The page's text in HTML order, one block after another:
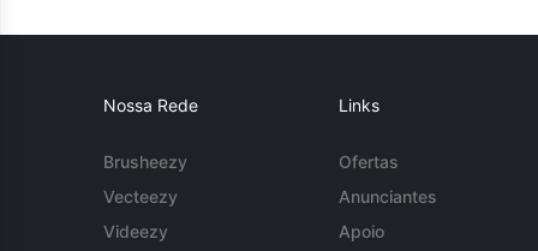
Nossa Rede
Brusheezy
Vecteezy
Videezy
Links
Ofertas
Anunciantes
Apoio